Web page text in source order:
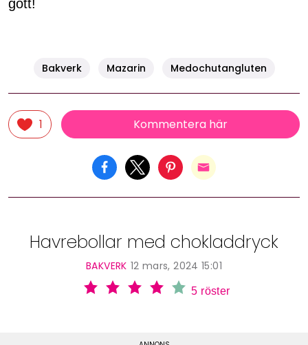
gott!
Bakverk Mazarin Medochutangluten
1 Kommentera här
Havrebollar med chokladdryck
BAKVERK 12 mars, 2024 15:01
5 röster